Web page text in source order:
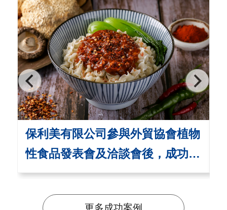
保利美有限公司參與外貿協會植物
性食品發表會及洽談會後，成功進
駐澳洲超市
更多成功案例